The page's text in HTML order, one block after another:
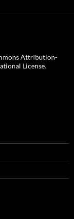
Attribution-
License.